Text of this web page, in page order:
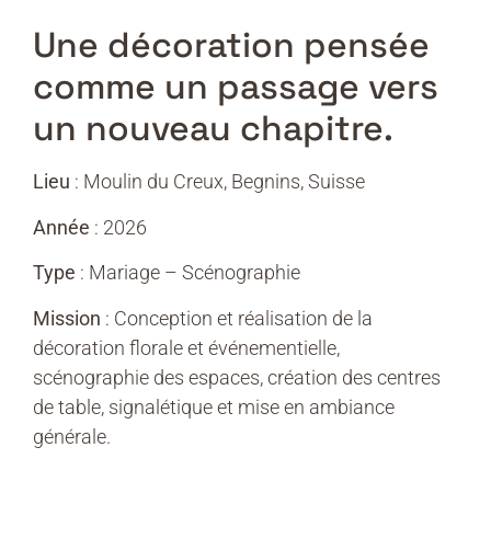
Une décoration pensée
comme un passage vers
un nouveau chapitre.
Lieu : Moulin du Creux, Begnins, Suisse
Année : 2026
Type : Mariage – Scénographie
Mission : Conception et réalisation de la
décoration florale et événementielle,
scénographie des espaces, création des centres
de table, signalétique et mise en ambiance
générale.